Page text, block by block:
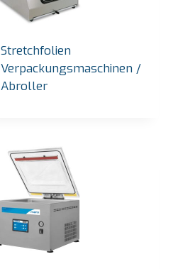
Stretchfolien
Verpackungsmaschinen /
Abroller